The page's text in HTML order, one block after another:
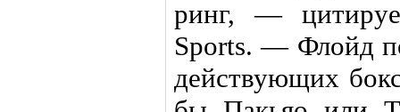
ринг, —
Sports. — Флойд
действующих